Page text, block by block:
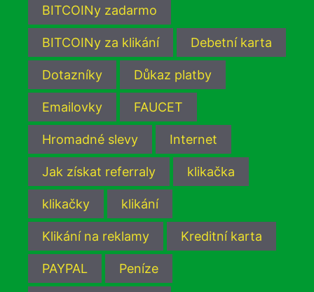
BITCOINy zadarmo
BITCOINy za klikání Debetní karta
Dotazníky Důkaz platby
Emailovky FAUCET
Hromadné slevy Internet
Jak získat referraly klikačka
klikačky klikání
Klikání na reklamy Kreditní karta
PAYPAL Peníze